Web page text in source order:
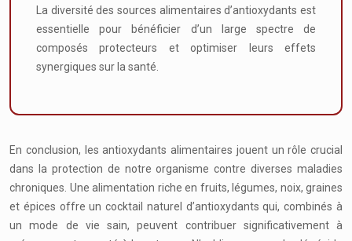
La diversité des sources alimentaires d’antioxydants est
essentielle pour bénéficier d’un large spectre de
composés protecteurs et optimiser leurs effets
synergiques sur la santé.
En conclusion, les antioxydants alimentaires jouent un rôle crucial
dans la protection de notre organisme contre diverses maladies
chroniques. Une alimentation riche en fruits, légumes, noix, graines
et épices offre un cocktail naturel d’antioxydants qui, combinés à
un mode de vie sain, peuvent contribuer significativement à